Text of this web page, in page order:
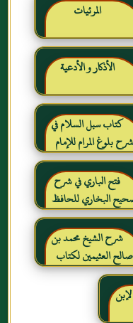
المرئيات
الأذكار و الأدعية
كتاب سبل السلام في
شرح بلوغ المرام للإمام
الصنعاني رحمه الله
فتح الباري في شرح
البخاري للحافظ
ابن حجر العسقلاني
شرح الشيخ محمد بن
صالح العثيمين لكتاب
رياض الصالحين للإمام
النووي رحمهم الله تعالى